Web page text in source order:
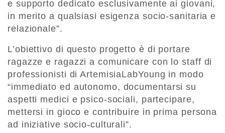
e supporto dedicato esclusivamente ai giovani,
in merito a qualsiasi esigenza socio-sanitaria e
relazionale”.
L’obiettivo di questo progetto è di portare
ragazze e ragazzi a comunicare con lo staff di
professionisti di ArtemisiaLabYoung in modo
“immediato ed autonomo, documentarsi su
aspetti medici e psico-sociali, partecipare,
mettersi in gioco e contribuire in prima persona
ad iniziative socio-culturali”.